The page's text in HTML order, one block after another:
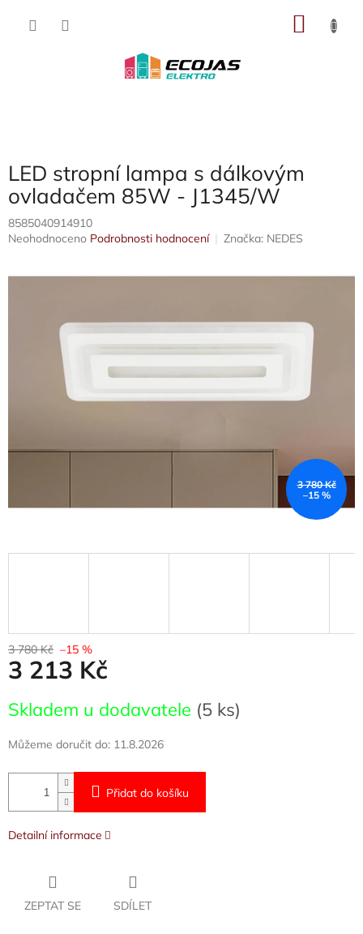
LED stropní lampa s dálkovým
ovladačem 85W - J1345/W
8585040914910
Průměrné
hvězdiček.
Neohodnoceno Podrobnosti hodnocení Značka: NEDES
3 780 Kč
–15 %
3 780 Kč –15 %
3 213 Kč
cena:
Skladem u dodavatele (5 ks)
Můžeme doručit do: 11.8.2026
Přidat do košíku
Detailní informace
ZEPTAT SE SDÍLET